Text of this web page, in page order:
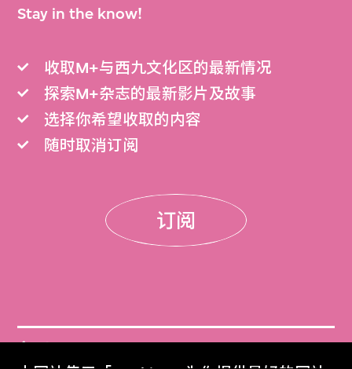
Stay in the know!
收取M+与西九文化区的最新情况
探索M+杂志的最新影片及故事
选择你希望收取的内容
随时取消订阅
订阅
门票